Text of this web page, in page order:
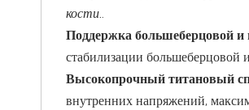
кости..
Поддержка большеберцовой и
стабилизации большеберцовой
Высокопрочный титановый
внутренних напряжений,